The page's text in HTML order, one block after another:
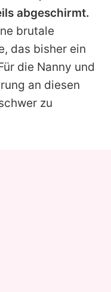
abgeschirmt.
brutale
das bisher ein
die Nanny und
an diesen
zu